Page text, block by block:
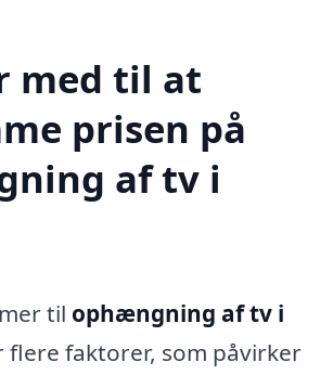
med til at
prisen på
af tv i
til ophængning af tv i
flere faktorer, som påvirker